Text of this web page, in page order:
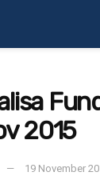
2015
19 November